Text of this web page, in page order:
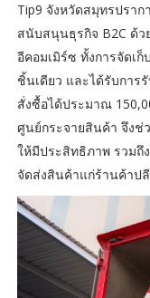
Tip9 จังหวัดสมุทรปราก
สนับสนุนธุรกิจ B2C ด้
อีคอมเมิร์ซ ทั้งการจัดเ
ชิ้นเดียว และได้รับการ
สั่งซื้อได้ประมาณ
ศูนย์กระจายสินค้า จึง
ให้มีประสิทธิภาพ รวมถึ
จัดส่งสินค้าแก่ร้านค้าป